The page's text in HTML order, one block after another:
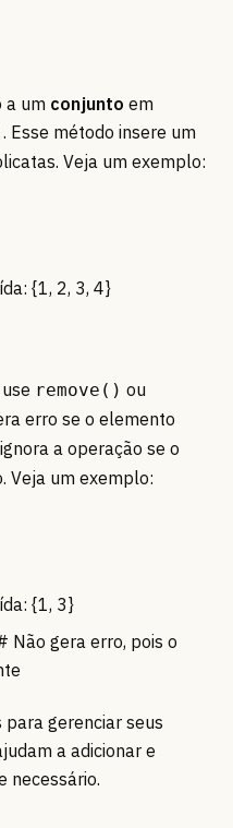
a um conjunto em
. Esse método insere um
Veja um exemplo:
{1, 2, 3, 4}
remove() ou
erro se o elemento
ignora a operação se o
Veja um exemplo:
{1, 3}
Não gera erro, pois o
para gerenciar seus
a adicionar e
necessário.